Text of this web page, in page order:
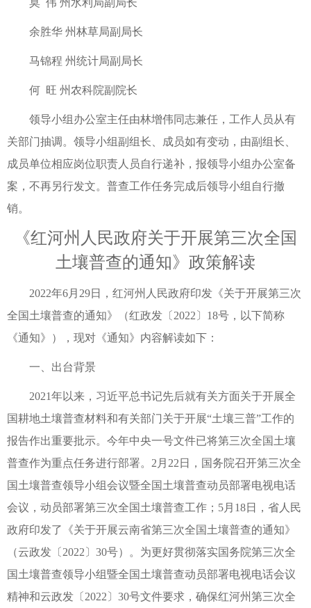
余胜华 州林草局副局长
马锦程 州统计局副局长
何 旺 州农科院副院长
领导小组办公室主任由林增伟同志兼任，工作人员从有
关部门抽调。领导小组副组长、成员如有变动，由副组长、
成员单位相应岗位职责人员自行递补，报领导小组办公室备
案，不再另行发文。普查工作任务完成后领导小组自行撤
销。
《红河州人民政府关于开展第三次全国
土壤普查的通知》政策解读
2022年6月29日，红河州人民政府印发《关于开展第三次
全国土壤普查的通知》（红政发〔2022〕18号，以下简称
《通知》），现对《通知》内容解读如下：
一、出台背景
2021年以来，习近平总书记先后就有关方面关于开展全
国耕地土壤普查材料和有关部门关于开展“土壤三普”工作的
报告作出重要批示。今年中央一号文件已将第三次全国土壤
普查作为重点任务进行部署。2月22日，国务院召开第三次全
国土壤普查领导小组会议暨全国土壤普查动员部署电视电话
会议，动员部署第三次全国土壤普查工作；5月18日，省人民
政府印发了《关于开展云南省第三次全国土壤普查的通知》
（云政发〔2022〕30号）。为更好贯彻落实国务院第三次全
国土壤普查领导小组暨全国土壤普查动员部署电视电话会议
精神和云政发〔2022〕30号文件要求，确保红河州第三次全